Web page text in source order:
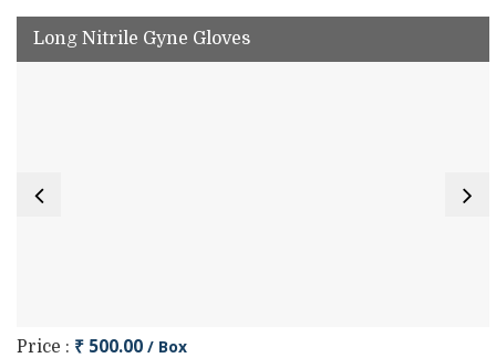
Long Nitrile Gyne Gloves
Price : ₹ 500.00 / Box